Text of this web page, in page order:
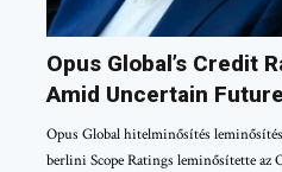
Opus Global’s Credit
Amid Uncertain Future
Opus Global hitelminősítés
berlini Scope Ratings leminősítette